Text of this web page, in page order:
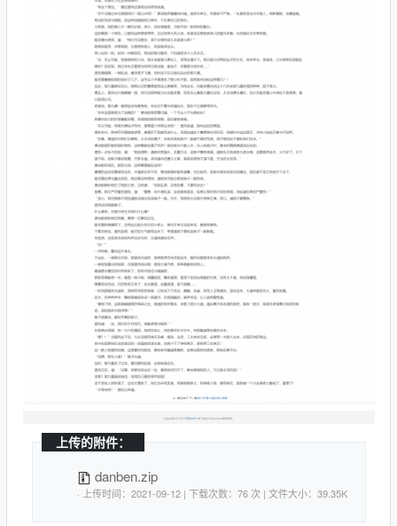
上传的附件：
danben.zip
· 上传时间：2021-09-12 | 下载次数：76 次 | 文件大小：39.35K